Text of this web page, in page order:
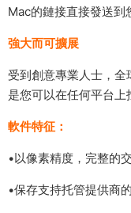
Mac的鏈接直接發送到
強大而可擴展
受到創意專業人士，全
是您可以在任何平台
軟件特征：
•以像素精度，完整的
•保存支持托管提供商